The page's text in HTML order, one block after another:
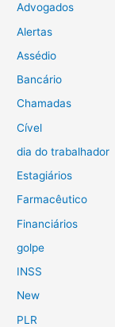
Advogados
Alertas
Assédio
Bancário
Chamadas
Cível
dia do trabalhador
Estagiários
Farmacêutico
Financiários
golpe
INSS
New
PLR